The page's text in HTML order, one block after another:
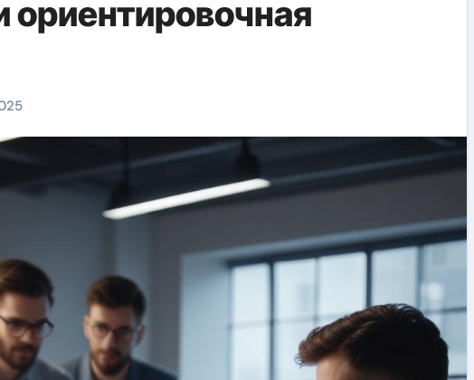
ориентировочная